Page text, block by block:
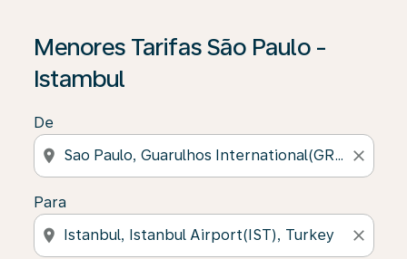
Menores Tarifas São Paulo -
Istambul
De
location_on close
Para
location_on close
Se não forem encontrados resultados, clique em